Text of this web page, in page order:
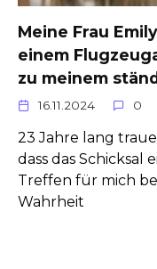
Meine Frau
einem
zu meinem
16.11.2024 0
23 Jahre lang
dass das Schicksal
Treffen für mich
Wahrheit